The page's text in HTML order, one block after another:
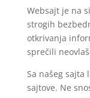
Websajt je na
strogih
otkrivanja
sprečili
Sa našeg sajta
sajtove. Ne